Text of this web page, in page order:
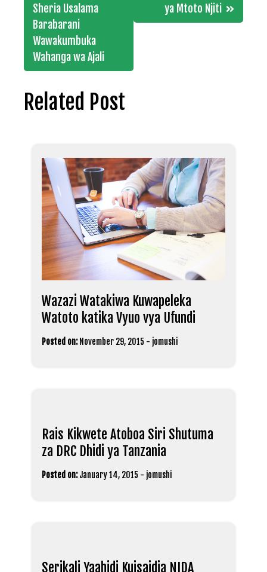
Sheria Usalama
Barabarani
Wawakumbuka
Wahanga wa Ajali
ya Mtoto Njiti
Related Post
Wazazi Watakiwa Kuwapeleka
Watoto katika Vyuo vya Ufundi
Posted on: November 29, 2015 - jomushi
Rais Kikwete Atoboa Siri Shutuma
za DRC Dhidi ya Tanzania
Posted on: January 14, 2015 - jomushi
Serikali Yaahidi Kuisaidia NIDA